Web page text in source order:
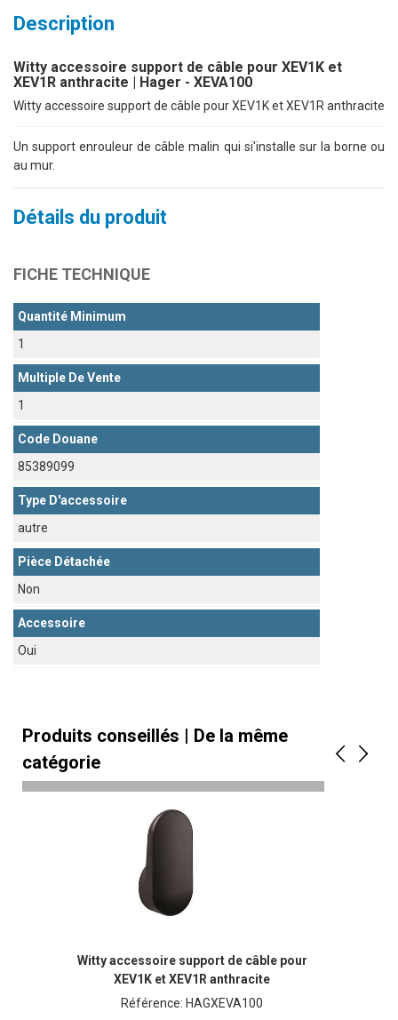
Description
Witty accessoire support de câble pour XEV1K et
XEV1R anthracite | Hager - XEVA100
Witty accessoire support de câble pour XEV1K et XEV1R anthracite
Un support enrouleur de câble malin qui si'installe sur la borne ou
au mur.
Détails du produit
FICHE TECHNIQUE
Quantité Minimum
1
Multiple De Vente
1
Code Douane
85389099
Type D'accessoire
autre
Pièce Détachée
Non
Accessoire
Oui
Produits conseillés | De la même
catégorie
Witty accessoire support de câble pour
XEV1K et XEV1R anthracite
Référence: HAGXEVA100